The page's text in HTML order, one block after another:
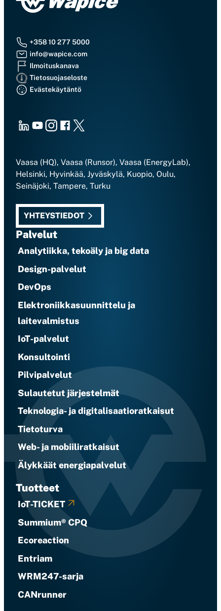
+358 10 277 5000
info@wapice.com
Ilmoituskanava
Tietosuojaseloste
Evästekäytäntö
LinkedInYoutubeInstagram
Facebook
X
Vaasa (HQ), Vaasa (Runsor), Vaasa (EnergyLab),
Helsinki, Hyvinkää, Jyväskylä, Kuopio, Oulu,
Seinäjoki, Tampere, Turku
YHTEYSTIEDOT
Palvelut
Analytiikka, tekoäly ja big data
Design-palvelut
DevOps
Elektroniikkasuunnittelu ja
laitevalmistus
IoT-palvelut
Konsultointi
Pilvipalvelut
Sulautetut järjestelmät
Teknologia- ja digitalisaatioratkaisut
Tietoturva
Web- ja mobiiliratkaisut
Älykkäät energiapalvelut
Tuotteet
IoT-TICKET
Summium® CPQ
Ecoreaction
Entriam
WRM247-sarja
CANrunner